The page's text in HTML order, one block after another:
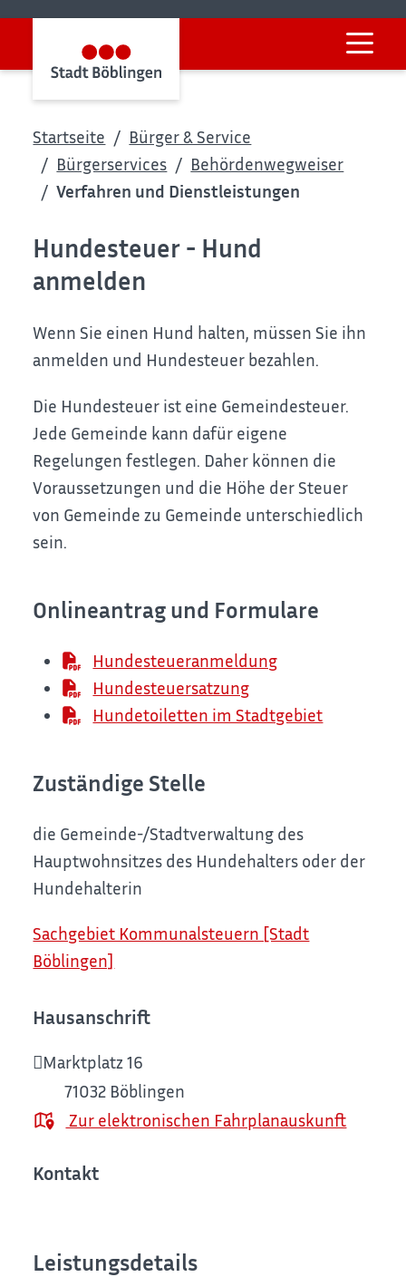
Startseite
Bürger & Service
Bürgerservices
Behördenwegweiser
Verfahren und Dienstleistungen
Hundesteuer - Hund
anmelden
Wenn Sie einen Hund halten, müssen Sie ihn
anmelden und Hundesteuer bezahlen.
Die Hundesteuer ist eine Gemeindesteuer.
Jede Gemeinde kann dafür eigene
Regelungen festlegen. Daher können die
Voraussetzungen und die Höhe der Steuer
von Gemeinde zu Gemeinde unterschiedlich
sein.
Onlineantrag und Formulare
Hundesteueranmeldung
Hundesteuersatzung
Hundetoiletten im Stadtgebiet
Zuständige Stelle
die Gemeinde-/Stadtverwaltung des
Hauptwohnsitzes des Hundehalters oder der
Hundehalterin
Sachgebiet Kommunalsteuern [Stadt
Böblingen]
Hausanschrift
Marktplatz 16
71032 Böblingen
Zur elektronischen Fahrplanauskunft
Kontakt
Leistungsdetails